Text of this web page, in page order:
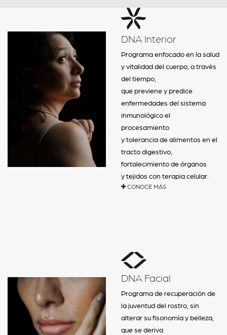
DNA Interior
Programa enfocado en la salud
y vitalidad del cuerpo, a través
del tiempo,
que previene y predice
enfermedades del sistema
inmunológico el
procesamiento
y tolerancia de alimentos en el
tracto digestivo,
fortalecimiento de órganos
y tejidos con terapia celular.
CONOCE MÁS
DNA Facial
Programa de recuperación de
la juventud del rostro, sin
alterar su fisonomía y belleza,
que se deriva